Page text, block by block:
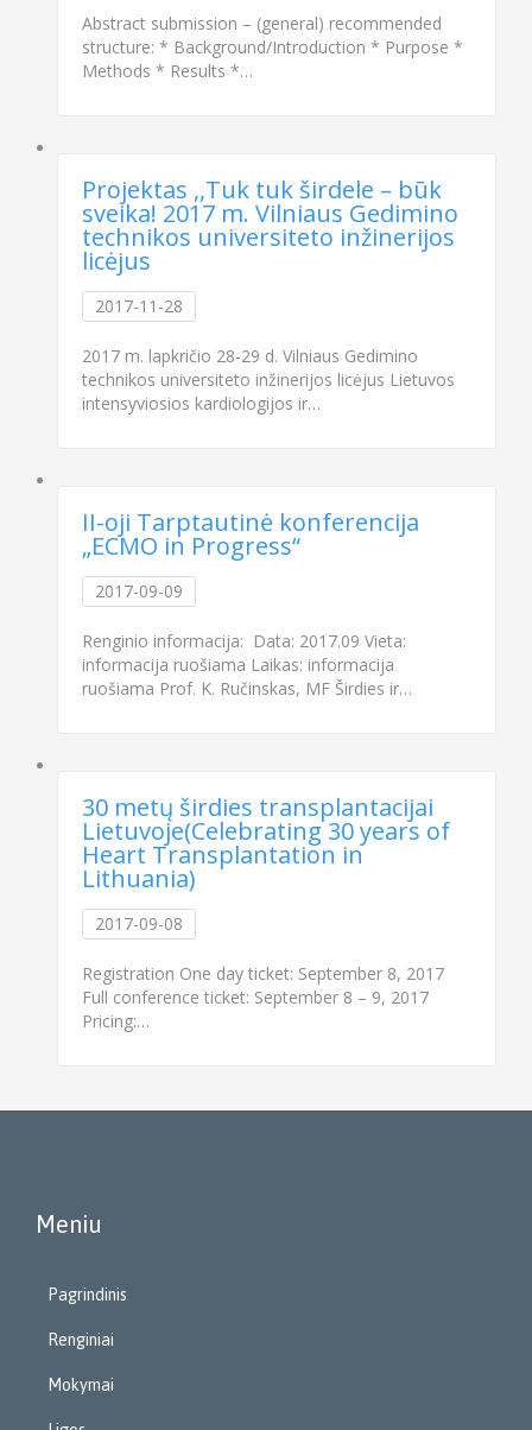
Abstract submission – (general) recommended
structure: * Background/Introduction * Purpose *
Methods * Results *…
Projektas ,,Tuk tuk širdele – būk
sveika! 2017 m. Vilniaus Gedimino
technikos universiteto inžinerijos
licėjus
2017-11-28
2017 m. lapkričio 28-29 d. Vilniaus Gedimino
technikos universiteto inžinerijos licėjus Lietuvos
intensyviosios kardiologijos ir…
II-oji Tarptautinė konferencija
„ECMO in Progress“
2017-09-09
Renginio informacija: Data: 2017.09 Vieta:
informacija ruošiama Laikas: informacija
ruošiama Prof. K. Ručinskas, MF Širdies ir…
30 metų širdies transplantacijai
Lietuvoje(Celebrating 30 years of
Heart Transplantation in
Lithuania)
2017-09-08
Registration One day ticket: September 8, 2017
Full conference ticket: September 8 – 9, 2017
Pricing:…
Meniu
Pagrindinis
Renginiai
Mokymai